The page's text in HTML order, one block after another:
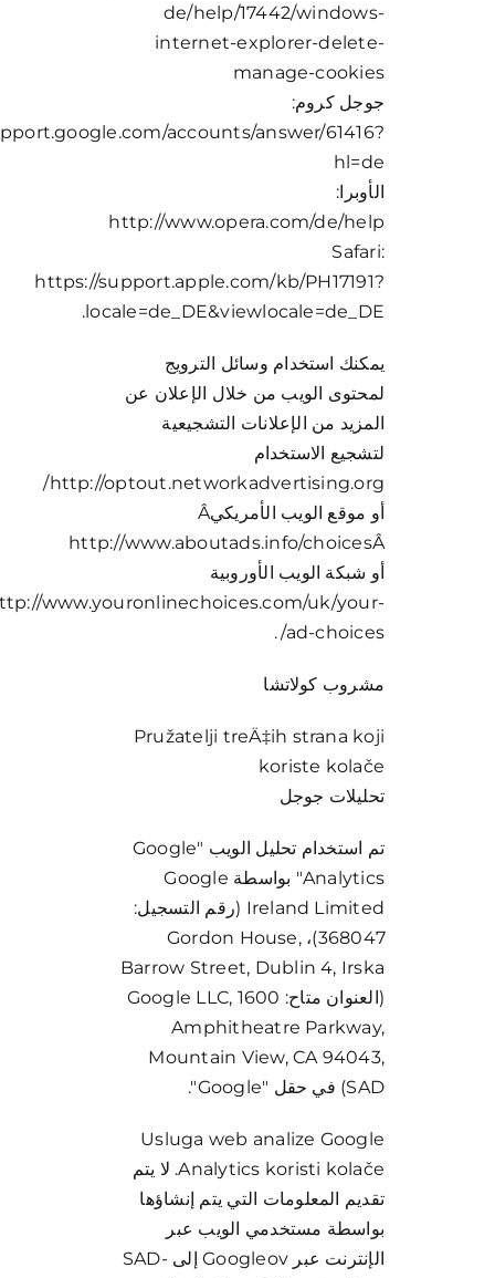
de/help/17442/windows-
internet-explorer-delete-
manage-cookies
جوجل كروم:
accounts/answer/61416?
hl=de
الأوبرا:
http://www.opera.com/de/help
Safari:
https://support.apple.com/kb/PH17191?
locale=de_DE&viewlocale=de_DE.
يمكنك استخدام وسائل الترويج
لمحتوى الويب من خلال الإعلان عن
المزيد من الإعلانات التشجيعية
لتشجيع الاستخدام
http://optout.networkadvertising.org/
أو موقع الويب الأمريكيÂ
http://www.aboutads.info/choicesÂ
أو شبكة الويب الأوروبية
www.youronlinechoices.com/uk/your-
ad-choices/.
مشروب كولاتشا
Pružatelji treÄ‡ih strana koji
koriste kolače
تحليلات جوجل
تم استخدام تحليل الويب "Google
Analytics" بواسطة Google
Ireland Limited (رقم التسجيل:
368047)، Gordon House,
Barrow Street, Dublin 4, Irska
(العنوان متاح: Google LLC, 1600
Amphitheatre Parkway,
Mountain View, CA 94043,
SAD) في حقل "Google".
Usluga web analize Google
Analytics koristi kolače. لا يتم
تقديم المعلومات التي يتم إنشاؤها
بواسطة مستخدمي الويب عبر
الإنترنت عبر Googleov إلى SAD-